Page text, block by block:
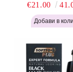
Softtoplus
Light Brown
€21.00